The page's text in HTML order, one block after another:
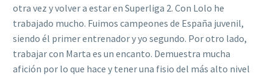
otra vez y volver a estar en Superliga 2. Con Lolo he
trabajado mucho. Fuimos campeones de España juvenil,
siendo él primer entrenador y yo segundo. Por otro lado,
trabajar con Marta es un encanto. Demuestra mucha
afición por lo que hace y tener una fisio del más alto nivel